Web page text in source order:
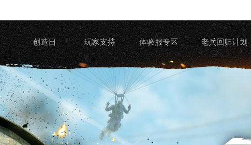
创造日 玩家支持 体验服专区 老兵回归计划